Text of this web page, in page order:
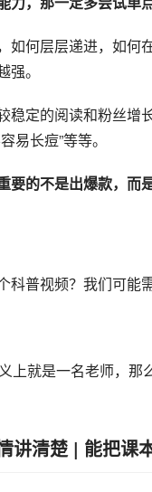
如何层层递进，如
。
稳定的阅读和粉丝
易长痘”等等。
的不是出爆款，而
普视频？我们可能
上就是一名老师，
讲清楚 | 能把课